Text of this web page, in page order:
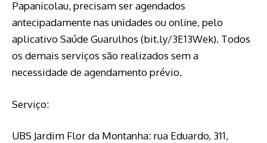
Papanicolau, precisam ser agendados
antecipadamente nas unidades ou online, pelo
aplicativo Saúde Guarulhos (bit.ly/3E13Wek). Todos
os demais serviços são realizados sem a
necessidade de agendamento prévio.
Serviço:
UBS Jardim Flor da Montanha: rua Eduardo, 311,